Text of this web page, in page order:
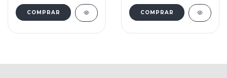
HJH HX084-HX082 -
Yashi
COMPRAR COMPRAR